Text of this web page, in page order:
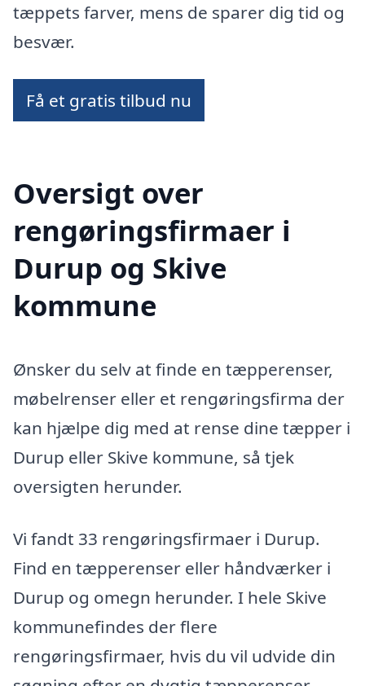
tæppets farver, mens de sparer dig tid og
besvær.
Få et gratis tilbud nu
Oversigt over
rengøringsfirmaer i
Durup og Skive
kommune
Ønsker du selv at finde en tæpperenser,
møbelrenser eller et rengøringsfirma der
kan hjælpe dig med at rense dine tæpper i
Durup eller Skive kommune, så tjek
oversigten herunder.
Vi fandt 33 rengøringsfirmaer i Durup.
Find en tæpperenser eller håndværker i
Durup og omegn herunder. I hele Skive
kommunefindes der flere
rengøringsfirmaer, hvis du vil udvide din